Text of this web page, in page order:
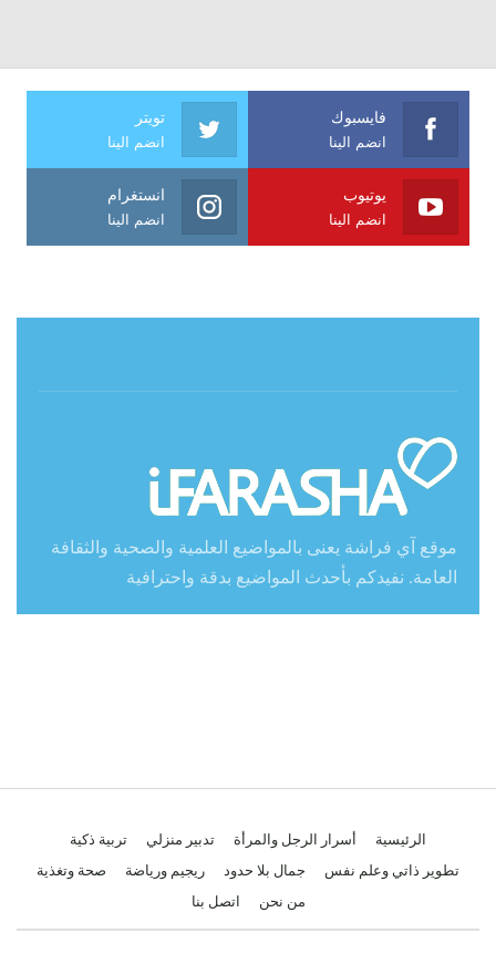
فايسبوك
انضم الينا
تويتر
انضم الينا
يوتيوب
انضم الينا
انستغرام
انضم الينا
موقع آي فراشة يعنى بالمواضيع العلمية والصحية والثقافة
العامة. نفيدكم بأحدث المواضيع بدقة واحترافية
الرئيسية أسرار الرجل والمرأة تدبير منزلي
تربية ذكية
تطوير ذاتي وعلم نفس
جمال بلا حدود ريجيم ورياضة
صحة وتغذية
من نحن
اتصل بنا